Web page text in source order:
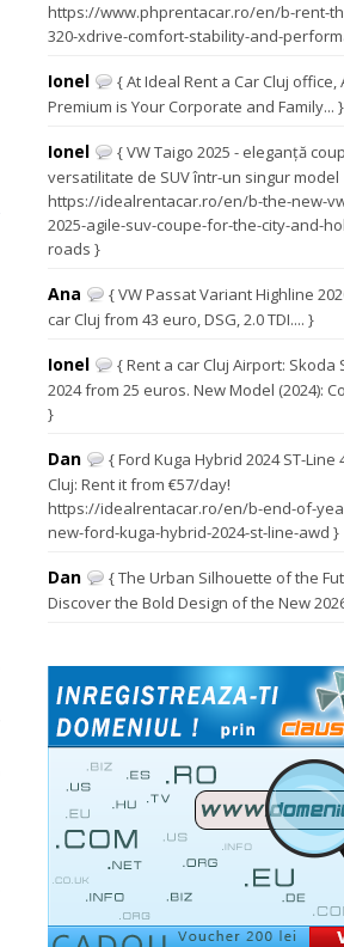
https://www.phprentacar.ro/en/b-rent-
320-xdrive-comfort-stability-and-
Ionel
{ At Ideal Rent a Car Cluj office,
Premium is Your Corporate and Family... }
Ionel
{ VW Taigo 2025 - eleganță
versatilitate de SUV într-un singur model
https://idealrentacar.ro/en/b-the-new-
2025-agile-suv-coupe-for-the-city-and-
roads }
Ana
{ VW Passat Variant Highline
car Cluj from 43 euro, DSG, 2.0 TDI.... }
Ionel
{ Rent a car Cluj Airport: Skoda
2024 from 25 euros. New Model (2024):
}
Dan
{ Ford Kuga Hybrid 2024 ST-Line
Cluj: Rent it from €57/day!
https://idealrentacar.ro/en/b-end-of-
new-ford-kuga-hybrid-2024-st-line-awd }
Dan
{ The Urban Silhouette of the
Discover the Bold Design of the New